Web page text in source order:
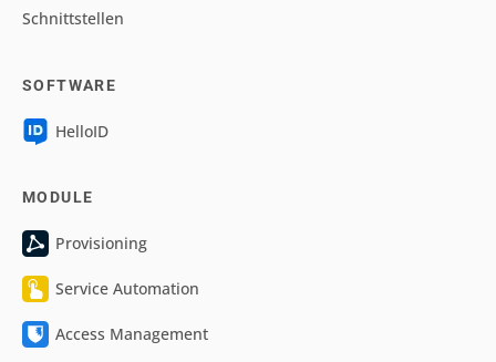
Schnittstellen
SOFTWARE
HelloID
MODULE
Provisioning
Service Automation
Access Management